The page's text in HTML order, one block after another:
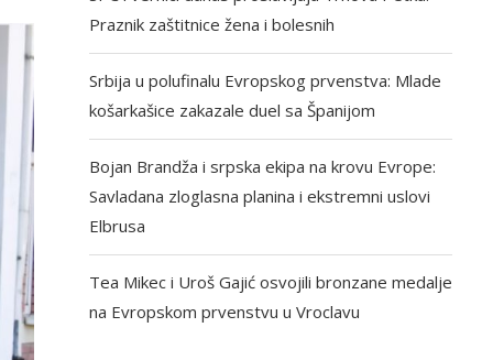
Praznik zaštitnice žena i bolesnih
Srbija u polufinalu Evropskog prvenstva: Mlade
košarkašice zakazale duel sa Španijom
Bojan Brandža i srpska ekipa na krovu Evrope:
Savladana zloglasna planina i ekstremni uslovi
Elbrusa
Tea Mikec i Uroš Gajić osvojili bronzane medalje
na Evropskom prvenstvu u Vroclavu